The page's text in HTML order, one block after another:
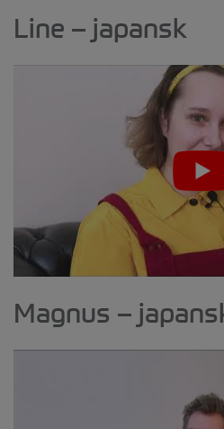
Line – japansk
Magnus –